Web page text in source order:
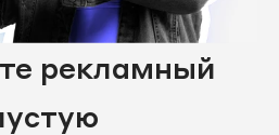
рекламный